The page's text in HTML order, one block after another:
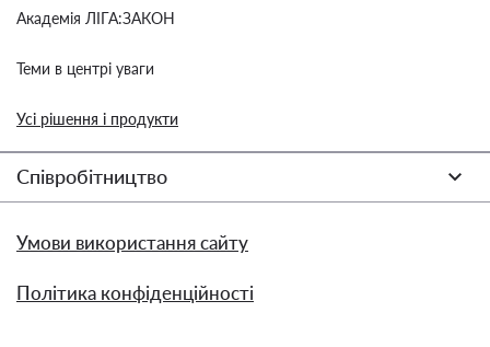
Академія ЛІГА:ЗАКОН
Теми в центрі уваги
Усі рішення і продукти
Співробітництво
Умови використання сайту
Політика конфіденційності